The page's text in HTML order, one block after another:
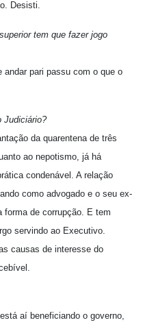
Desisti.
tem que fazer jogo
andar pari passu com o que o
Judiciário?
da quarentena de três
ao nepotismo, já há
condenável. A relação
como advogado e o seu ex-
forma de corrupção. E tem
servindo ao Executivo.
causas de interesse do
aí beneficiando o governo,